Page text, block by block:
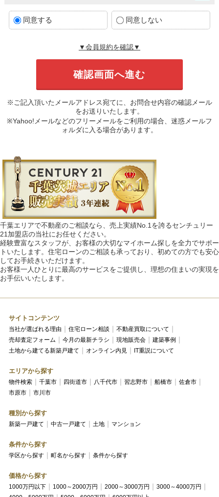
同意する 同意しない
▼会員規約を確認▼
※ご記入頂いたメールアドレス宛てに、お問合せ内容の確認メール
をお送りいたします。
※Yahoo!メールなどのフリーメールをご利用の場合、迷惑メールフ
ォルダに入る場合があります。
千葉エリアで不動産のご相談なら、売上実績No.1を誇るセンチュリー
21加盟店の当社にお任せください。
経験豊富なスタッフが、お客様の大切なマイホーム探しを全力でサポー
トいたします。住宅ローンのご相談も承っており、初めての方でも安心
してお手続きいただけます。
お客様一人ひとりに最高のサービスをご提供し、理想の住まいの実現を
お手伝いいたします。
サイトコンテンツ
当社が選ばれる理由 住宅ローン相談
不動産買取について
売却査定フォーム
今月の最新チラシ 現地販売会
建築事例
土地から建てる新築戸建て
オンライン内見 IT重説について
エリアから探す
物件検索 千葉市 四街道市 八千代市 習志野市 船橋市
佐倉市
市原市
市川市
種別から探す
新築一戸建て 中古一戸建て 土地 マンション
条件から探す
学区から探す 町名から探す 条件から探す
価格から探す
1000万円以下 1000～2000万円 2000～3000万円
3000～4000万円